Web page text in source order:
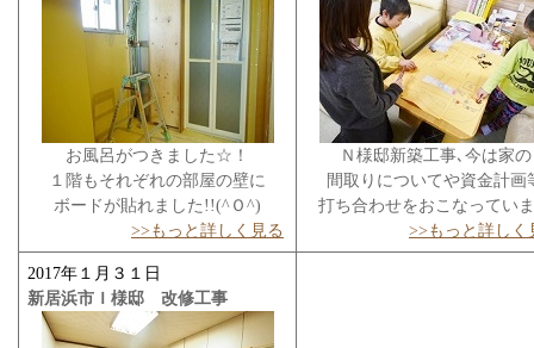
お風呂がつきました☆！
１階もそれぞれの部屋の壁に
ボードが貼れました!!(^Ｏ^)
>>もっと詳しく見る
Ｎ様邸新築工事､今は家の
間取りについてや資金計画
打ち合わせをおこなってい
>>もっと詳しく
2017年１月３１日
新居浜市Ｉ様邸 改修工事